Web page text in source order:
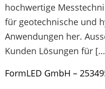
hochwertige
für geotechnische und
Anwendungen her.
Kunden Lösungen für
FormLED GmbH –